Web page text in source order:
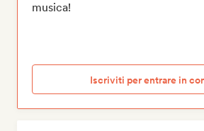
musica!
Iscriviti per entrare in